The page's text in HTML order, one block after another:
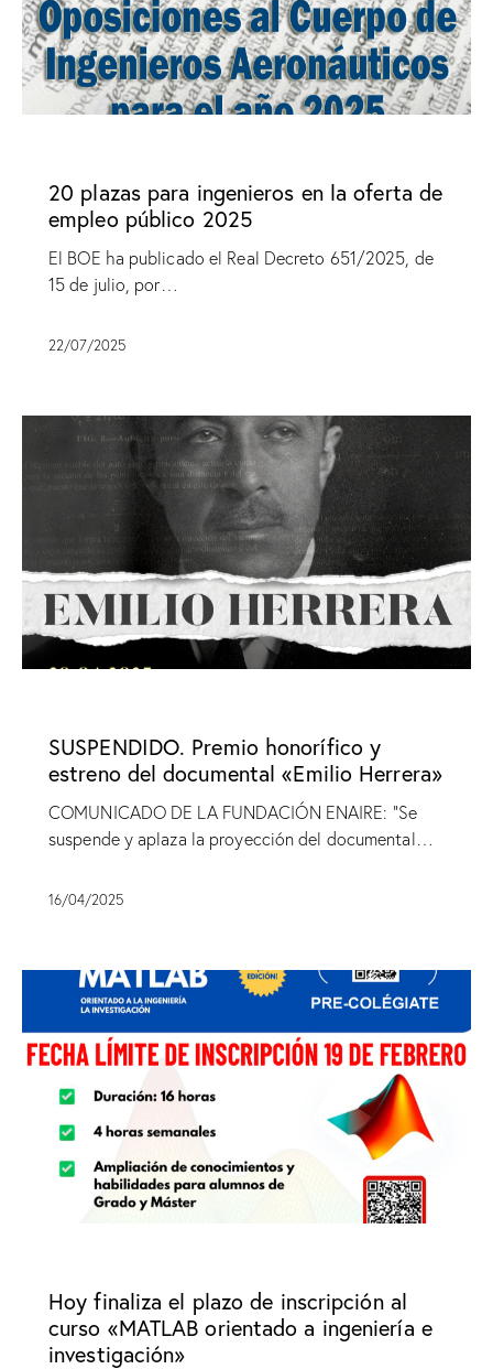
20 plazas para ingenieros en la oferta de
empleo público 2025
El BOE ha publicado el Real Decreto 651/2025, de
15 de julio, por…
22/07/2025
SUSPENDIDO. Premio honorífico y
estreno del documental «Emilio Herrera»
COMUNICADO DE LA FUNDACIÓN ENAIRE: "Se
suspende y aplaza la proyección del documental…
16/04/2025
Hoy finaliza el plazo de inscripción al
curso «MATLAB orientado a ingeniería e
investigación»